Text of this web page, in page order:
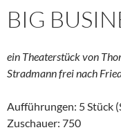
BIG
ein Theaterstück von
Stradmann frei nach
Aufführungen: 5 Stück
Zuschauer: 750